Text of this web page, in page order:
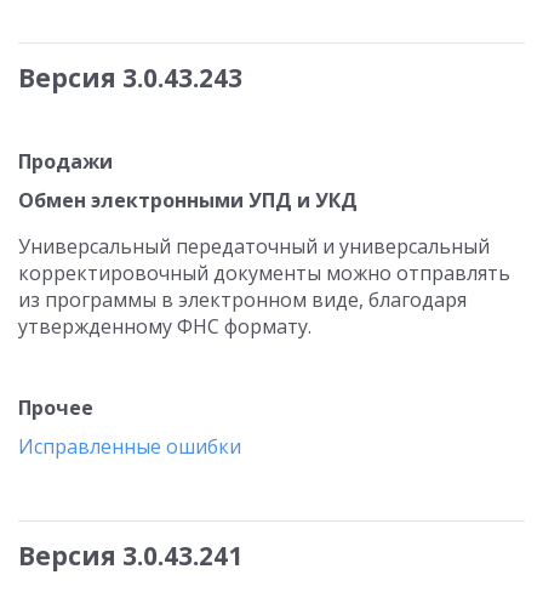
Версия 3.0.43.243
Продажи
Обмен электронными УПД и УКД
Универсальный передаточный и универсальный
корректировочный документы можно отправлять
из программы в электронном виде, благодаря
утвержденному ФНС формату.
Прочее
Исправленные ошибки
Версия 3.0.43.241